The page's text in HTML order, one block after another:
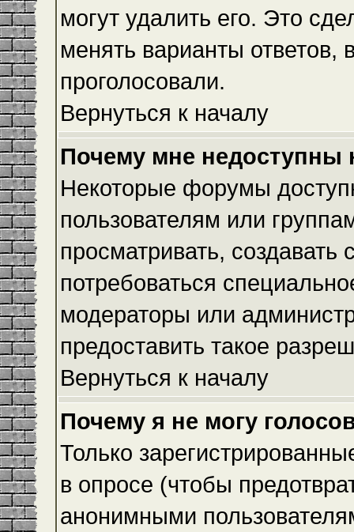
могут удалить его. Это
менять варианты ответов,
проголосовали.
Вернуться к началу
Почему мне
Некоторые форумы
пользователям или
просматривать,
потребоваться
модераторы или
предоставить такое
Вернуться к началу
Почему я не могу
Только
в опросе (чтобы
анонимными